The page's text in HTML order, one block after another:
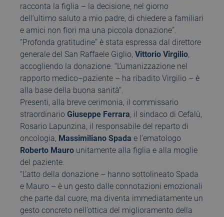
racconta la figlia – la decisione, nel giorno
dell’ultimo saluto a mio padre, di chiedere a familiari
e amici non fiori ma una piccola donazione”.
“Profonda gratitudine” è stata espressa dal direttore
generale del San Raffaele Giglio, Vittorio Virgilio,
accogliendo la donazione. “L’umanizzazione nel
rapporto medico–paziente – ha ribadito Virgilio – è
alla base della buona sanità”.
Presenti, alla breve cerimonia, il commissario
straordinario Giuseppe Ferrara, il sindaco di Cefalù,
Rosario Lapunzina, il responsabile del reparto di
oncologia, Massimiliano Spada e l’ematologo
Roberto Mauro unitamente alla figlia e alla moglie
del paziente.
“L’atto della donazione – hanno sottolineato Spada
e Mauro – è un gesto dalle connotazioni emozionali
che parte dal cuore, ma diventa immediatamente un
gesto concreto nell’ottica del miglioramento della